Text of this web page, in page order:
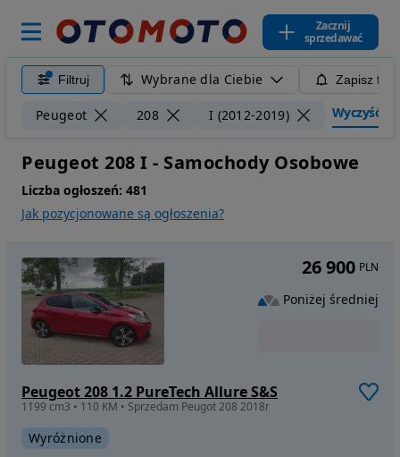
Zacznij
sprzedawać
Filtruj Wybrane dla Ciebie Zapisz
Peugeot 208 I (2012-2019) Wyczyść
Peugeot 208 I - Samochody Osobowe
Liczba ogłoszeń: 481
Jak pozycjonowane są ogłoszenia?
Peugeot 208 1.2 PureTech Allure S&S
1199 cm3 • 110 KM • Sprzedam Peugot 208 2018r
Wyróżnione
26 900 PLN
Poniżej średniej